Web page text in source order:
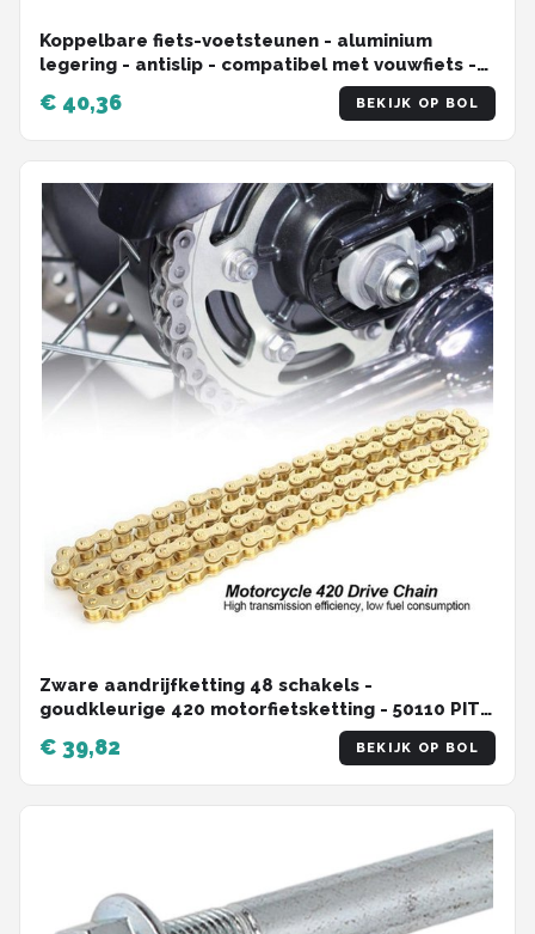
Koppelbare fiets-voetsteunen - aluminium
legering - antislip - compatibel met vouwfiets -
mountainbike - BMX fiets achterpedalen
€ 40,36 BEKIJK OP BOL
Zware aandrijfketting 48 schakels -
goudkleurige 420 motorfietsketting - 50110 PIT
Quad - off-road motorfietsen - kart
€ 39,82 BEKIJK OP BOL